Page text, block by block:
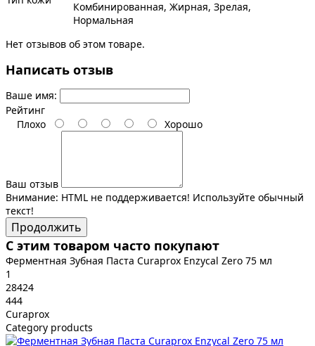
Комбинированная, Жирная, Зрелая,
Нормальная
Нет отзывов об этом товаре.
Написать отзыв
Ваше имя:
Рейтинг
Плохо
Хорошо
Ваш отзыв
Внимание: HTML не поддерживается! Используйте обычный
текст!
Продолжить
С этим товаром часто покупают
Ферментная Зубная Паста Curaprox Enzycal Zero 75 мл
1
28424
444
Curaprox
Category products